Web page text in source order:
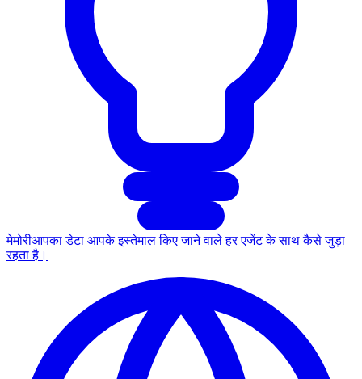
मेमोरीआपका डेटा आपके इस्तेमाल किए जाने वाले हर एजेंट के साथ कैसे जुड़ा
रहता है।